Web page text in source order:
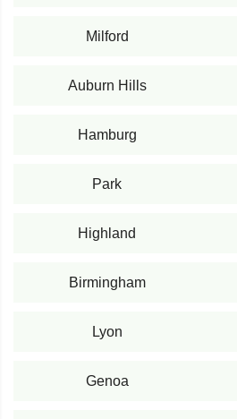
Milford
Auburn Hills
Hamburg
Park
Highland
Birmingham
Lyon
Genoa